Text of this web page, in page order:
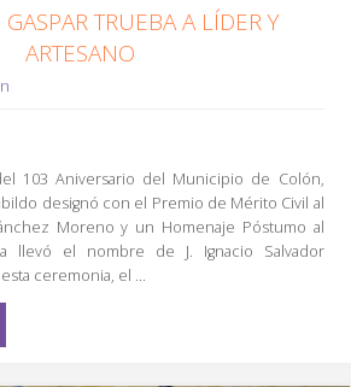
TRUEBA A LÍDER Y
ARTESANO
103 Aniversario del Municipio de Colón,
designó con el Premio de Mérito Civil al
Moreno y un Homenaje Póstumo al
llevó el nombre de J. Ignacio Salvador
ceremonia, el …